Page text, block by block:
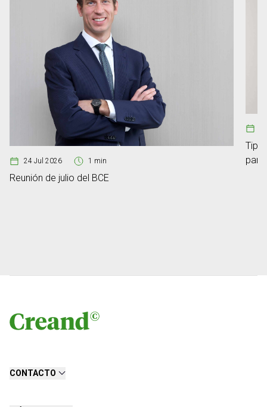
24 Jul 2026 1 min
Reunión de julio del BCE
CONTACTO